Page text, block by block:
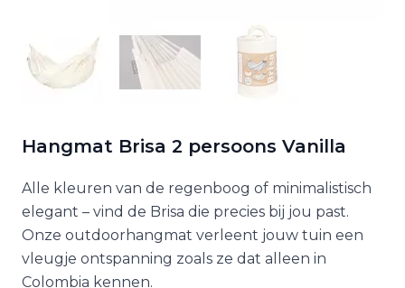
Hangmat Brisa 2 persoons Vanilla
Alle kleuren van de regenboog of minimalistisch
elegant – vind de Brisa die precies bij jou past.
Onze outdoorhangmat verleent jouw tuin een
vleugje ontspanning zoals ze dat alleen in
Colombia kennen.